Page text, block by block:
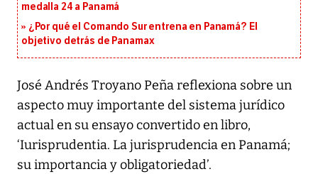
medalla 24 a Panamá
¿Por qué el Comando Sur entrena en Panamá? El
objetivo detrás de Panamax
José Andrés Troyano Peña reflexiona sobre un
aspecto muy importante del sistema jurídico
actual en su ensayo convertido en libro,
‘Iurisprudentia. La jurisprudencia en Panamá;
su importancia y obligatoriedad’.